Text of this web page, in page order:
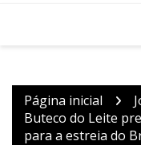
Página inicial
Buteco do Leite
para a estreia do